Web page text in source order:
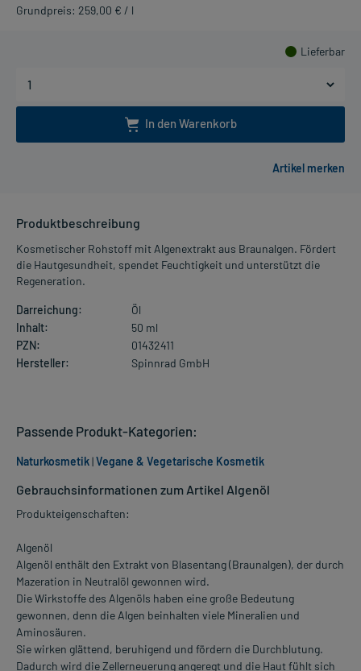
Grundpreis: 259,00 € / l
Lieferbar
In den Warenkorb
Produktbeschreibung
Kosmetischer Rohstoff mit Algenextrakt aus Braunalgen. Fördert
die Hautgesundheit, spendet Feuchtigkeit und unterstützt die
Regeneration.
Darreichung:
Öl
Inhalt:
50 ml
PZN:
01432411
Hersteller:
Spinnrad GmbH
Gebrauchsinformationen zum Artikel Algenöl
Produkteigenschaften:
Algenöl
Algenöl enthält den Extrakt von Blasentang (Braunalgen), der durch
Mazeration in Neutralöl gewonnen wird.
Die Wirkstoffe des Algenöls haben eine große Bedeutung
gewonnen, denn die Algen beinhalten viele Mineralien und
Aminosäuren.
Sie wirken glättend, beruhigend und fördern die Durchblutung.
Dadurch wird die Zellerneuerung angeregt und die Haut fühlt sich
Passende Produkt-Kategorien:
Naturkosmetik|Vegane & Vegetarische Kosmetik